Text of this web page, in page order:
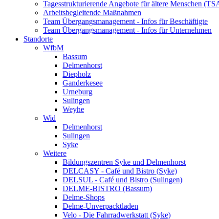
Tagesstrukturierende Angebote für ältere Menschen
Arbeitsbegleitende Maßnahmen
Team Übergangsmanagement - Infos für Beschäftigte
Team Übergangsmanagement - Infos für Unternehmen
Standorte
WfbM
Bassum
Delmenhorst
Diepholz
Ganderkesee
Urneburg
Sulingen
Weyhe
Wid
Delmenhorst
Sulingen
Syke
Weitere
Bildungszentren Syke und Delmenhorst
DELCASY - Café und Bistro (Syke)
DELSUL - Café und Bistro (Sulingen)
DELME-BISTRO (Bassum)
Delme-Shops
Delme-Unverpacktladen
Velo - Die Fahrradwerkstatt (Syke)